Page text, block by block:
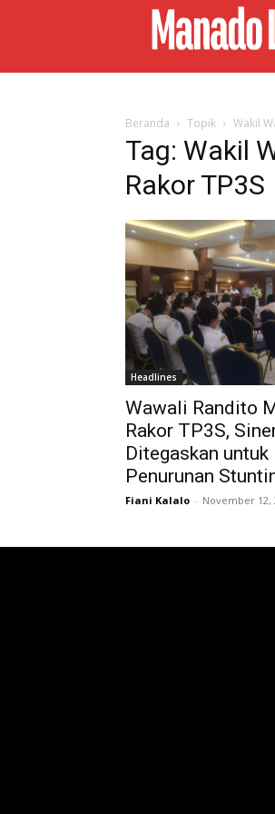
Beranda Topik Wakil
Tag: Wakil
Rakor TP3S
Headlines
Wawali Randito
Rakor TP3S,
Ditegaskan untuk
Penurunan
Fiani Kalalo - November 12,